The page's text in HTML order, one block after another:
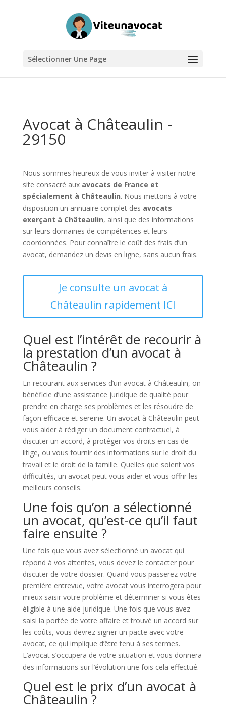
Sélectionner Une Page
Avocat à Châteaulin -
29150
Nous sommes heureux de vous inviter à visiter notre
site consacré aux avocats de France et
spécialement à Châteaulin. Nous mettons à votre
disposition un annuaire complet des avocats
exerçant à Châteaulin, ainsi que des informations
sur leurs domaines de compétences et leurs
coordonnées. Pour connaître le coût des frais d’un
avocat, demandez un devis en ligne, sans aucun frais.
Je consulte un avocat à
Châteaulin rapidement ICI
Quel est l’intérêt de recourir à
la prestation d’un avocat à
Châteaulin ?
En recourant aux services d’un avocat à Châteaulin, on
bénéficie d’une assistance juridique de qualité pour
prendre en charge ses problèmes et les résoudre de
façon efficace et sereine. Un avocat à Châteaulin peut
vous aider à rédiger un document contractuel, à
discuter un accord, à protéger vos droits en cas de
litige, ou vous fournir des informations sur le droit du
travail et le droit de la famille. Quelles que soient vos
difficultés, un avocat peut vous aider et vous offrir les
meilleurs conseils.
Une fois qu’on a sélectionné
un avocat, qu’est-ce qu’il faut
faire ensuite ?
Une fois que vous avez sélectionné un avocat qui
répond à vos attentes, vous devez le contacter pour
discuter de votre dossier. Quand vous passerez votre
première entrevue, votre avocat vous interrogera pour
mieux saisir votre problème et déterminer si vous êtes
éligible à une aide juridique. Une fois que vous avez
saisi la portée de votre affaire et trouvé un accord sur
les coûts, vous devrez signer un pacte avec votre
avocat, ce qui implique d’être tenu à ses termes.
L’avocat s’occupera de votre situation et vous donnera
des informations sur l’évolution une fois cela effectué.
Quel est le prix d’un avocat à
Châteaulin ?